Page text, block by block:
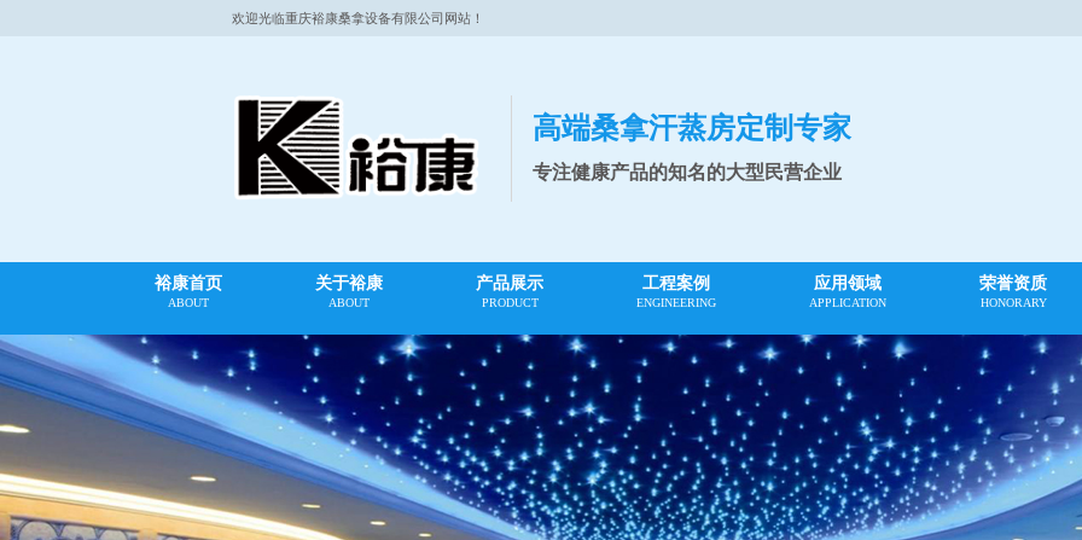
欢迎光临重庆裕康桑拿设备有限公司网站！
高端桑拿汗蒸房定制专家
专注健康产品的知名的大型民营企业
裕康首页
ABOUT
关于裕康
ABOUT
产品展示
PRODUCT
工程案例
ENGINEERING
应用领域
APPLICATION
荣誉资质
HONORARY